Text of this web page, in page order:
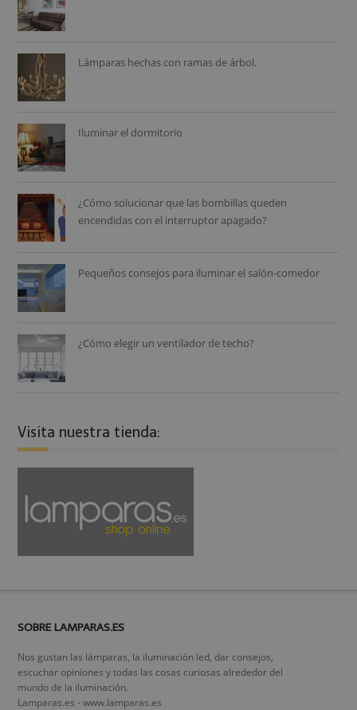
Lámparas hechas con ramas de árbol.
Iluminar el dormitorio
¿Cómo solucionar que las bombillas queden
encendidas con el interruptor apagado?
Pequeños consejos para iluminar el salón-comedor
¿Cómo elegir un ventilador de techo?
Visita nuestra tienda:
SOBRE LAMPARAS.ES
Nos gustan las lámparas, la iluminación led, dar consejos,
escuchar opiniones y todas las cosas curiosas alrededor del
mundo de la iluminación.
Lamparas.es - www.lamparas.es